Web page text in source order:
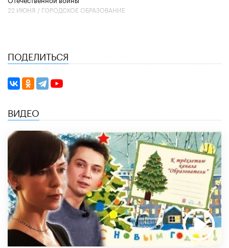
22 ИЮНЯ / ГОРОДСКОЕ ОБРАЗОВАНИЕ
ПОДЕЛИТЬСЯ
ВИДЕО